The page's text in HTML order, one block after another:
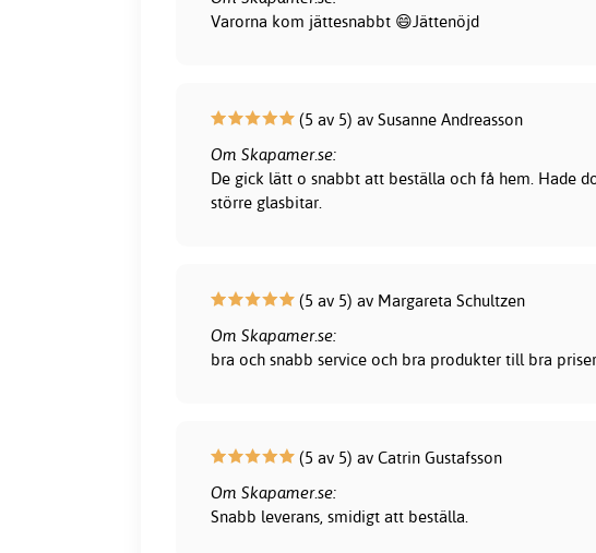
Varorna kom jättesnabbt 😄Jättenöjd
(5 av 5) av Susanne Andreasson
Om Skapamer.se:
De gick lätt o snabbt att beställa och få hem. Hade
större glasbitar.
(5 av 5) av Margareta Schultzen
Om Skapamer.se:
bra och snabb service och bra produkter till bra priser
(5 av 5) av Catrin Gustafsson
Om Skapamer.se:
Snabb leverans, smidigt att beställa.